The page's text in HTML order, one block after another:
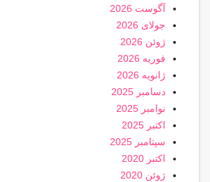
آگوست 2026
جولای 2026
ژوئن 2026
فوریه 2026
ژانویه 2026
دسامبر 2025
نوامبر 2025
اکتبر 2025
سپتامبر 2025
اکتبر 2020
ژوئن 2020